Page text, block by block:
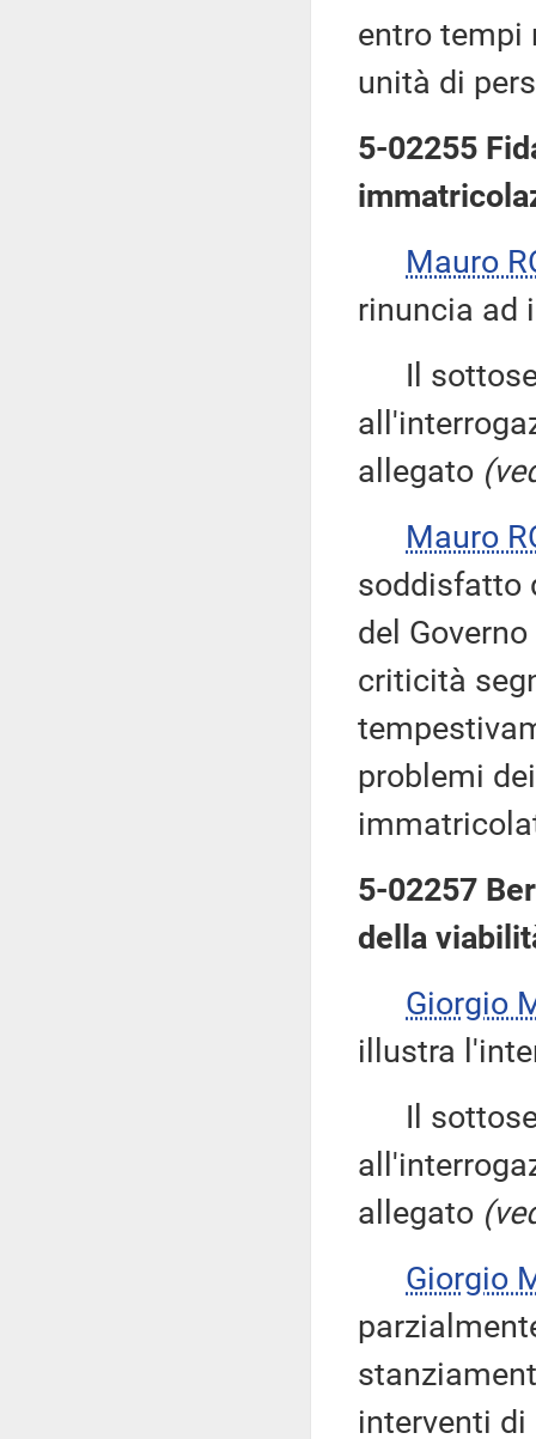
entro tempi
unità di
5-02255
Mauro
rinuncia ad
Il
allegato
Mauro
soddisfatto
del
criticità
problemi
5-02257
della
Giorgio
illustra
Il
allegato
Giorgio
interventi